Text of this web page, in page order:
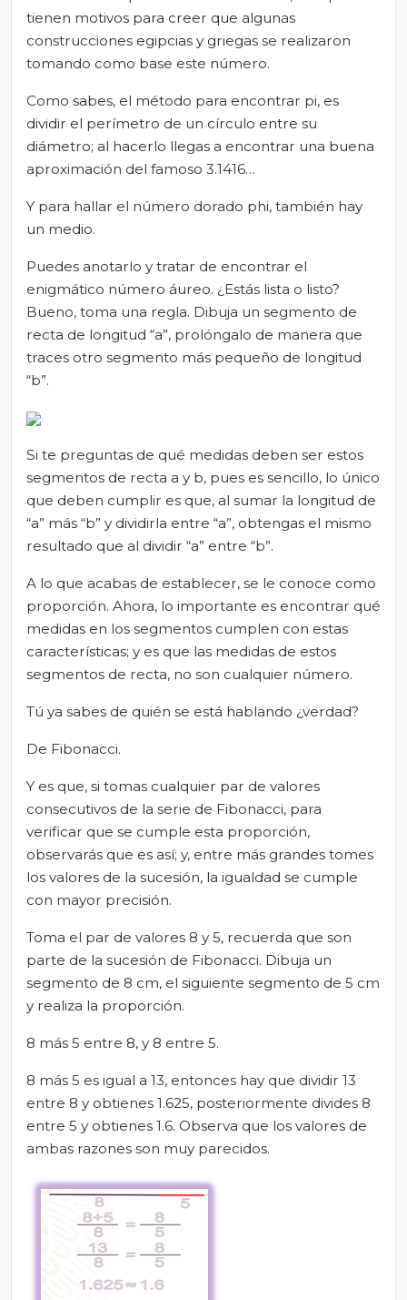
tienen motivos para creer que algunas
construcciones egipcias y griegas se realizaron
tomando como base este número.
Como sabes, el método para encontrar pi, es
dividir el perímetro de un círculo entre su
diámetro; al hacerlo llegas a encontrar una buena
aproximación del famoso 3.1416…
Y para hallar el número dorado phi, también hay
un medio.
Puedes anotarlo y tratar de encontrar el
enigmático número áureo. ¿Estás lista o listo?
Bueno, toma una regla. Dibuja un segmento de
recta de longitud “a”, prolóngalo de manera que
traces otro segmento más pequeño de longitud
“b”.
Si te preguntas de qué medidas deben ser estos
segmentos de recta a y b, pues es sencillo, lo único
que deben cumplir es que, al sumar la longitud de
“a” más “b” y dividirla entre “a”, obtengas el mismo
resultado que al dividir “a” entre “b”.
A lo que acabas de establecer, se le conoce como
proporción. Ahora, lo importante es encontrar qué
medidas en los segmentos cumplen con estas
características; y es que las medidas de estos
segmentos de recta, no son cualquier número.
Tú ya sabes de quién se está hablando ¿verdad?
De Fibonacci.
Y es que, si tomas cualquier par de valores
consecutivos de la serie de Fibonacci, para
verificar que se cumple esta proporción,
observarás que es así; y, entre más grandes tomes
los valores de la sucesión, la igualdad se cumple
con mayor precisión.
Toma el par de valores 8 y 5, recuerda que son
parte de la sucesión de Fibonacci. Dibuja un
segmento de 8 cm, el siguiente segmento de 5 cm
y realiza la proporción.
8 más 5 entre 8, y 8 entre 5.
8 más 5 es igual a 13, entonces hay que dividir 13
entre 8 y obtienes 1.625, posteriormente divides 8
entre 5 y obtienes 1.6. Observa que los valores de
ambas razones son muy parecidos.